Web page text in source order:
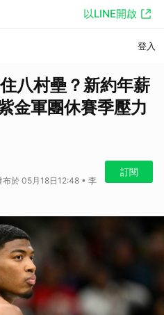
以LINE開啟
登入
八村壘？新約年薪
金軍團休賽季壓力
於 05月18日12:48 • 李
訂閱